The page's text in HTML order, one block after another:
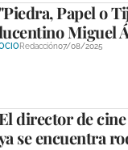
"Piedra, Papel o
Miguel
Redacción07/08/2025
director de
se encuentra